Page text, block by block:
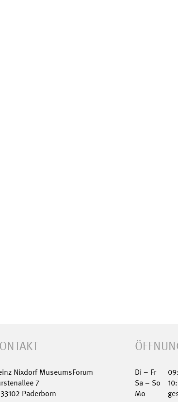
Nixdorf MuseumsForum
7
Paderborn
Di – Fr
Sa – So
Mo